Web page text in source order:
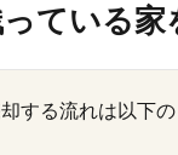
ている家
する流れは以下の